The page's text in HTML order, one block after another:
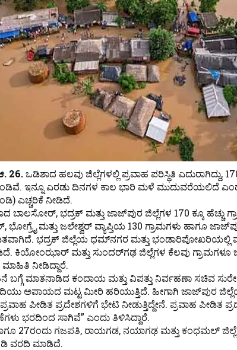
26.ಒಡಿಶಾದ ಹಲವು ಜಿಲ್ಲೆಗಳಲ್ಲಿ ಪ್ರವಾಹ ಪರಿಸ್ಥಿತಿ ಎದುರಾಗಿದ್ದು,
ಇನ್ನೂ ಎರಡು ದಿನಗಳ ಕಾಲ ಭಾರಿ ಮಳೆ ಮುದುವರೆಯಲಿದೆ
ಎಚ್ಚರಿಕೆ ನೀಡಿದೆ.
ಬಾಲಸೋರ್, ಭದ್ರಕ್ ಮತ್ತು ಜಾಜ್‌ಪುರ ಜಿಲ್ಲೆಗಳ 170 ಕ್ಕೂ ಹೆಚ್ಚು
ಮತ್ತು ಜಲೇಶ್ವರ್ ವ್ಯಾಪ್ತಿಯ 130 ಗ್ರಾಮಗಳು ಹಾಗೂ
ಭದ್ರಕ್ ಜಿಲ್ಲೆಯ ಧಮ್‌ನಗರ ಮತ್ತು ಭಂಡಾರಿಪೋಖರಿಯಲ್ಲಿ
ಕಿಯೋಂಝಾರ್ ಮತ್ತು ಸುಂದರ್‌ಗಢ ಜಿಲ್ಲೆಗಳ ಕೆಲವು ಗ್ರಾಮಗಳೂ
ನೀಡಿದ್ದಾರೆ.
ಬಗ್ಗೆ ಮಾತನಾಡಿದ ಕಂದಾಯ ಮತ್ತು ವಿಪತ್ತು ನಿರ್ವಹಣಾ ಸಚಿವ
ಅಪಾಯದ ಮಟ್ಟ ಮೀರಿ ಹರಿಯುತ್ತಿದೆ. ಹೀಗಾಗಿ ಜಾಜ್‌ಪುರ
ಪೀಡಿತ ಪ್ರದೇಶಗಳಿಗೆ ಭೇಟಿ ನೀಡುತ್ತಿದ್ದೇನೆ. ಪ್ರವಾಹ ಪೀಡಿತ
ಭರದಿಂದ ಸಾಗಿವೆ” ಎಂದು ತಿಳಿಸಿದ್ದಾರೆ.
27ರಂದು ಗಜಪತಿ, ರಾಯಗಡ, ನಯಾಗಢ ಮತ್ತು ಕಂಧಮಲ್
ವರದಿ ಮಾಡಿದೆ.